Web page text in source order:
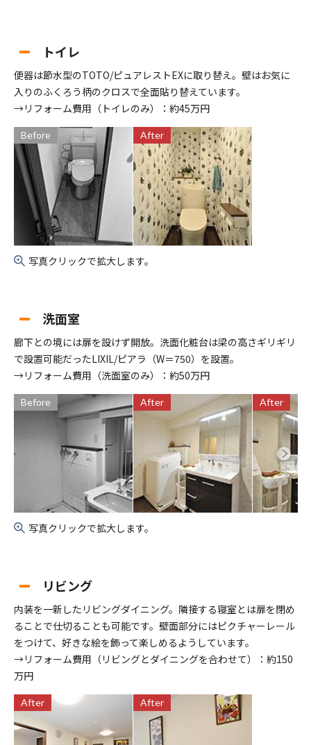
トイレ
便器は節水型のTOTO/ピュアレストEXに取り替え。壁はお気に
入りのふくろう柄のクロスで全面貼り替えています。
→リフォーム費用（トイレのみ）：約45万円
Before After
写真クリックで拡大します。
洗面室
廊下との境には扉を設けず開放。洗面化粧台は梁の高さギリギリ
で設置可能だったLIXIL/ピアラ（W＝750）を設置。
→リフォーム費用（洗面室のみ）：約50万円
Before After After
写真クリックで拡大します。
リビング
内装を一新したリビングダイニング。隣接する寝室とは扉を閉め
ることで仕切ることも可能です。壁面部分にはピクチャーレール
をつけて、好きな絵を飾って楽しめるようしています。
→リフォーム費用（リビングとダイニングを合わせて）：約150
万円
After After